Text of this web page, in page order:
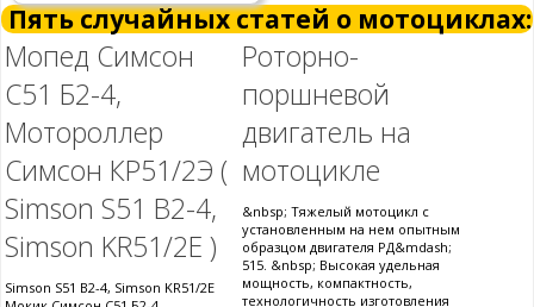
Пять случайных статей о мотоциклах:
Мопед Симсон
С51 Б2-4,
Мотороллер
Симсон КР51/2Э (
Simson S51 B2-4,
Simson KR51/2E )
Simson S51 B2-4, Simson KR51/2E
Роторно-
поршневой
двигатель на
мотоцикле
&nbsp; Тяжелый мотоцикл с
установленным на нем опытным
образцом двигателя РД&mdash;
515. &nbsp; Высокая удельная
мощность, компактность,
технологичность изготовления